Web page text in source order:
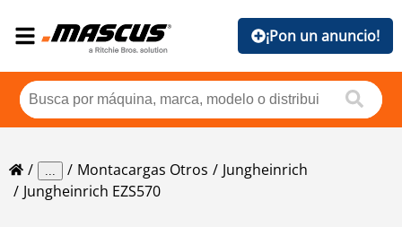
¡Pon un anuncio!
... Montacargas Otros
Jungheinrich
Jungheinrich EZS570